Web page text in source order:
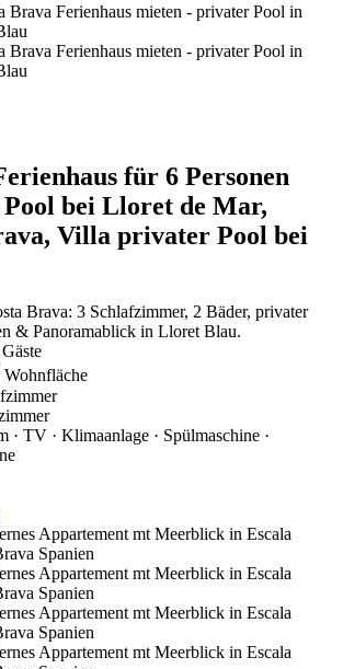
für 6 Personen
bei Lloret de Mar,
Villa privater Pool bei
Brava: 3 Schlafzimmer, 2 Bäder, privater
& Panoramablick in Lloret Blau.
Wohnfläche
· TV · Klimaanlage · Spülmaschine ·